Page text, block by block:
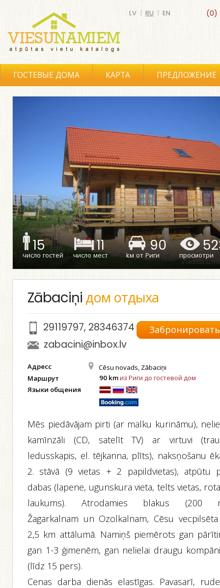
(0)
LV | RU | EN
ГОСТЕВЫЕ ДОМА КАРТА ПРЕДЛОЖЕНИЕ
15
число гостей
11
число мест
90
kм от Риги просмотри
Zābaciņi дом отдыха
Забронировать
29119797, 28346374
zabacini@inbox.lv
Адресс Cēsu novads, Zābaciņi
Маршрут 90 kmиз Риги до гостевой дом
Языки общения
Mēs piedāvājam pirti (ar malku kurināmu),
kamīnzāli (CD, satelīt TV) ar virtuvi
ledusskapis, el. tējkanna, plīts), naksņošanu
2. stāvā (9 vietas + 2 papildvietas), atpūtu
dabas (lapene, ugunskura vieta, telts vietas,
laukums). Atrodamies blakus (200
Žagarkalnam un Ozolkalnam, Cēsu
2,5 km attālumā. Namiņš piemērots gan
gan 1-3 ģimenēm, gan nelielai draugu
(līdz 15 pers).
Cenas darba dienās elastīgas. Pavasarī,